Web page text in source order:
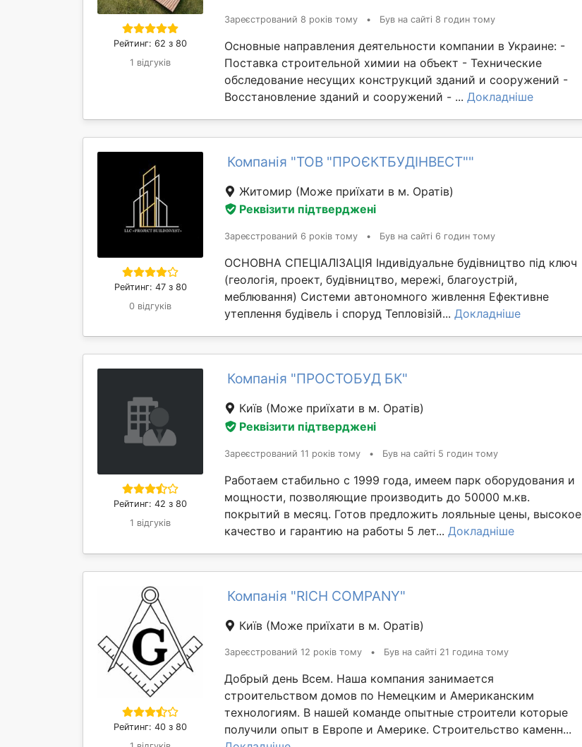
Рейтинг: 62 з 80
1 відгуків
Зареєстрований 8 років тому • Був на сайті 8 годин тому
Основные направления деятельности компании в Украине: -
Поставка строительной химии на объект - Технические
обследование несущих конструкций зданий и сооружений -
Восстановление зданий и сооружений - ... Докладніше
Рейтинг: 47 з 80
0 відгуків
Компанія "ТОВ "ПРОЄКТБУДІНВЕСТ""
Житомир (Може приїхати в м. Оратів)
Реквізити підтверджені
Зареєстрований 6 років тому • Був на сайті 6 годин тому
ОСНОВНА СПЕЦІАЛІЗАЦІЯ Індивідуальне будівництво під ключ
(геологія, проект, будівництво, мережі, благоустрій,
меблювання) Системи автономного живлення Ефективне
утеплення будівель і споруд Тепловізій... Докладніше
Рейтинг: 42 з 80
1 відгуків
Компанія "ПРОСТОБУД БК"
Київ (Може приїхати в м. Оратів)
Реквізити підтверджені
Зареєстрований 11 років тому • Був на сайті 5 годин тому
Работаем стабильно с 1999 года, имеем парк оборудования и
мощности, позволяющие производить до 50000 м.кв.
покрытий в месяц. Готов предложить лояльные цены, высокое
качество и гарантию на работы 5 лет... Докладніше
Рейтинг: 40 з 80
Компанія "RICH COMPANY"
Київ (Може приїхати в м. Оратів)
Зареєстрований 12 років тому • Був на сайті 21 година тому
Добрый день Всем. Наша компания занимается
строительством домов по Немецким и Американским
технологиям. В нашей команде опытные строители которые
получили опыт в Европе и Америке. Строительство каменн...